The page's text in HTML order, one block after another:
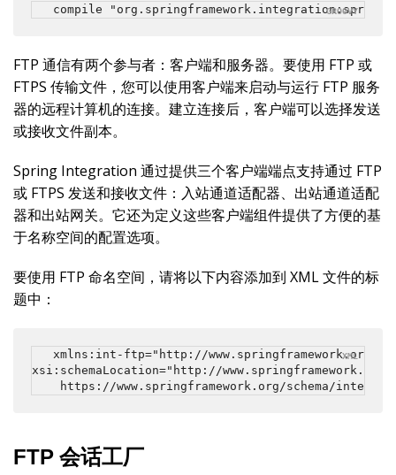
compile
FTP 通信有两个参与者：客户端和服务器。要使用 FTP 或
FTPS 传输文件，您可以使用客户端来启动与运行 FTP 服务
器的远程计算机的连接。建立连接后，客户端可以选择发送
或接收文件副本。
Spring Integration 通过提供三个客户端端点支持通过 FTP
或 FTPS 发送和接收文件：入站通道适配器、出站通道适配
器和出站网关。它还为定义这些客户端组件提供了方便的基
于名称空间的配置选项。
要使用 FTP 命名空间，请将以下内容添加到 XML 文件的标
题中：
xmlns:int-ftp="http://www.springframework.org/
xsi:schemaLocation="http://
https://www.springframework.org/schema/
FTP 会话工厂